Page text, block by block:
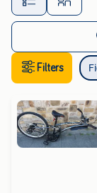
Filters